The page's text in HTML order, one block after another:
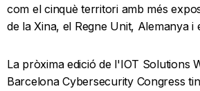
com el cinquè territori amb més
de la Xina, el Regne Unit, Alemanya i
La pròxima edició de l'IOT Solutions
Barcelona Cybersecurity Congress